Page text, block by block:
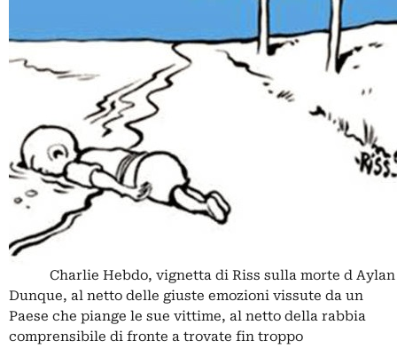
Charlie Hebdo, vignetta di Riss sulla morte d Aylan
Dunque, al netto delle giuste emozioni vissute da un
Paese che piange le sue vittime, al netto della rabbia
comprensibile di fronte a trovate fin troppo